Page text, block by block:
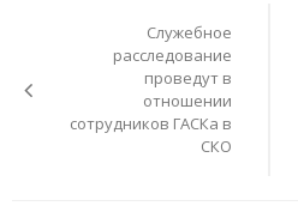
Служебное
расследование
проведут в
отношении
сотрудников ГАСКа в
СКО